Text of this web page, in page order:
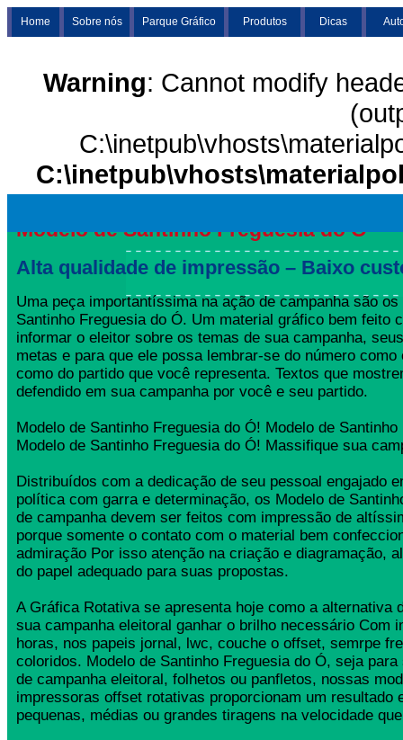
Home Sobre nós Parque Gráfico Produtos Dicas
Warning: Cannot modify
Modelo de Santinho Freguesia do Ó
Alta qualidade de impressão – Baixo
Uma peça importantíssima na ação de campanha são os
Santinho Freguesia do Ó. Um material gráfico bem feito
informar o eleitor sobre os temas de sua campanha,
metas e para que ele possa lembrar-se do número como
como do partido que você representa. Textos que
defendido em sua campanha por você e seu partido.
Modelo de Santinho Freguesia do Ó! Modelo de
Modelo de Santinho Freguesia do Ó! Massifique sua
Distribuídos com a dedicação de seu pessoal engajado
política com garra e determinação, os Modelo de
de campanha devem ser feitos com impressão de
porque somente o contato com o material bem
admiração Por isso atenção na criação e diagramação,
do papel adequado para suas propostas.
A Gráfica Rotativa se apresenta hoje como a alternativa
sua campanha eleitoral ganhar o brilho necessário Com
horas, nos papeis jornal, lwc, couche o offset, semrpe
coloridos. Modelo de Santinho Freguesia do Ó, seja
de campanha eleitoral, folhetos ou panfletos, nossas
impressoras offset rotativas proporcionam um resultado
pequenas, médias ou grandes tiragens na velocidade